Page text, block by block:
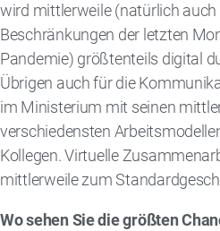
wird mittlerweile (natürlich
Beschränkungen der letzten
Pandemie) größtenteils digital
Übrigen auch für die
im Ministerium mit seinen
verschiedensten
Kollegen. Virtuelle
mittlerweile zum
Wo sehen Sie die größten